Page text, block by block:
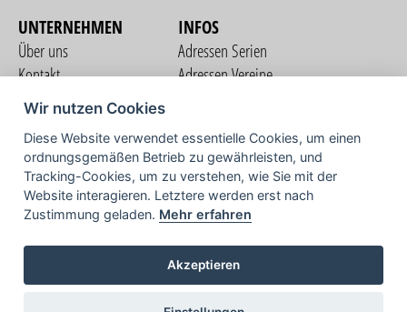
UNTERNEHMEN
Über uns
Kontakt
Nutzungsbedingungen
Datenschutzerklärung
Impressum
INFOS
Adressen Serien
Adressen Vereine
COMMUNITY
TV
Wir nutzen Cookies
Diese Website verwendet essentielle Cookies, um einen
ordnungsgemäßen Betrieb zu gewährleisten, und
Tracking-Cookies, um zu verstehen, wie Sie mit der
Website interagieren. Letztere werden erst nach
Zustimmung geladen. Mehr erfahren
Akzeptieren